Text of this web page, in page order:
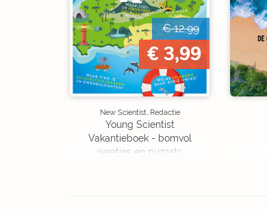
€ 12,99
€ 3,99
New Scientist, Redactie
Young Scientist
Vakantieboek - bomvol
weetjes en puzzels